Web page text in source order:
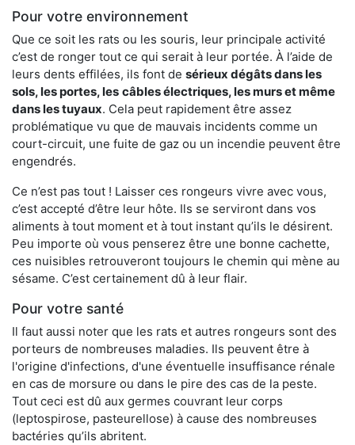
Pour votre environnement
Que ce soit les rats ou les souris, leur principale activité
c’est de ronger tout ce qui serait à leur portée. À l’aide de
leurs dents effilées, ils font de sérieux dégâts dans les
sols, les portes, les câbles électriques, les murs et même
dans les tuyaux. Cela peut rapidement être assez
problématique vu que de mauvais incidents comme un
court-circuit, une fuite de gaz ou un incendie peuvent être
engendrés.
Ce n’est pas tout ! Laisser ces rongeurs vivre avec vous,
c’est accepté d’être leur hôte. Ils se serviront dans vos
aliments à tout moment et à tout instant qu’ils le désirent.
Peu importe où vous penserez être une bonne cachette,
ces nuisibles retrouveront toujours le chemin qui mène au
sésame. C’est certainement dû à leur flair.
Pour votre santé
Il faut aussi noter que les rats et autres rongeurs sont des
porteurs de nombreuses maladies. Ils peuvent être à
l'origine d'infections, d'une éventuelle insuffisance rénale
en cas de morsure ou dans le pire des cas de la peste.
Tout ceci est dû aux germes couvrant leur corps
(leptospirose, pasteurellose) à cause des nombreuses
bactéries qu’ils abritent.